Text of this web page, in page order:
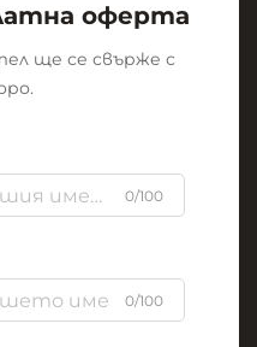
оферта
ще се свърже с
0/100
0/100